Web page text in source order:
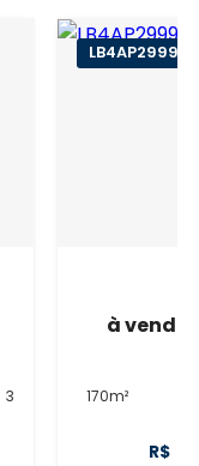
3
LB4AP29999
à venda
170m²
R$